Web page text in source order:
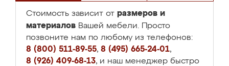
Стоимость зависит от размеров и
материалов Вашей мебели. Просто
позвоните нам по любому из телефонов:
8 (800) 511-89-55, 8 (495) 665-24-01,
8 (926) 409-68-13, и наш менеджер быстро